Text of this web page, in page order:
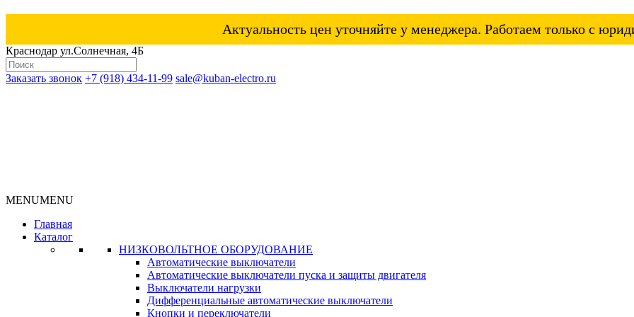
Актуальность цен уточняйте у менеджера. Работаем только с
Краснодар ул.Солнечная, 4Б
Заказать звонок +7 (918) 434-11-99 sale@kuban-electro.ru
MENUMENU
Главная
Каталог
НИЗКОВОЛЬТНОЕ ОБОРУДОВАНИЕ
Автоматические выключатели
Автоматические выключатели пуска и защиты двигателя
Выключатели нагрузки
Дифференциальные автоматические выключатели
Кнопки и переключатели